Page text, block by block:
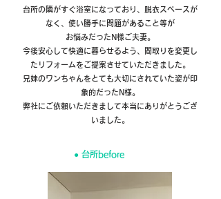
台所の隣がすぐ浴室になっており、脱衣スペースが
なく、使い勝手に問題があること等が
お悩みだったN様ご夫妻。
今後安心して快適に暮らせるよう、間取りを変更し
たリフォームをご提案させていただきました。
​​兄妹のワンちゃんをとても大切にされていた姿が印
象的だったN様。
弊社にご依頼いただきまして本当にありがとうござ
いました。
●​ 台所before